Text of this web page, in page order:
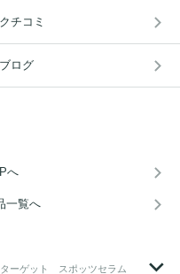
クチコミ
ブログ
へ
一覧へ
ーゲット スポッツセラム